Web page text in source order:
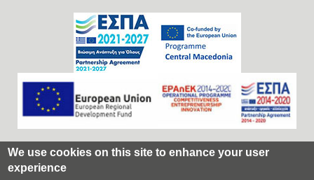
We use cookies on this site to enhance your user
experience